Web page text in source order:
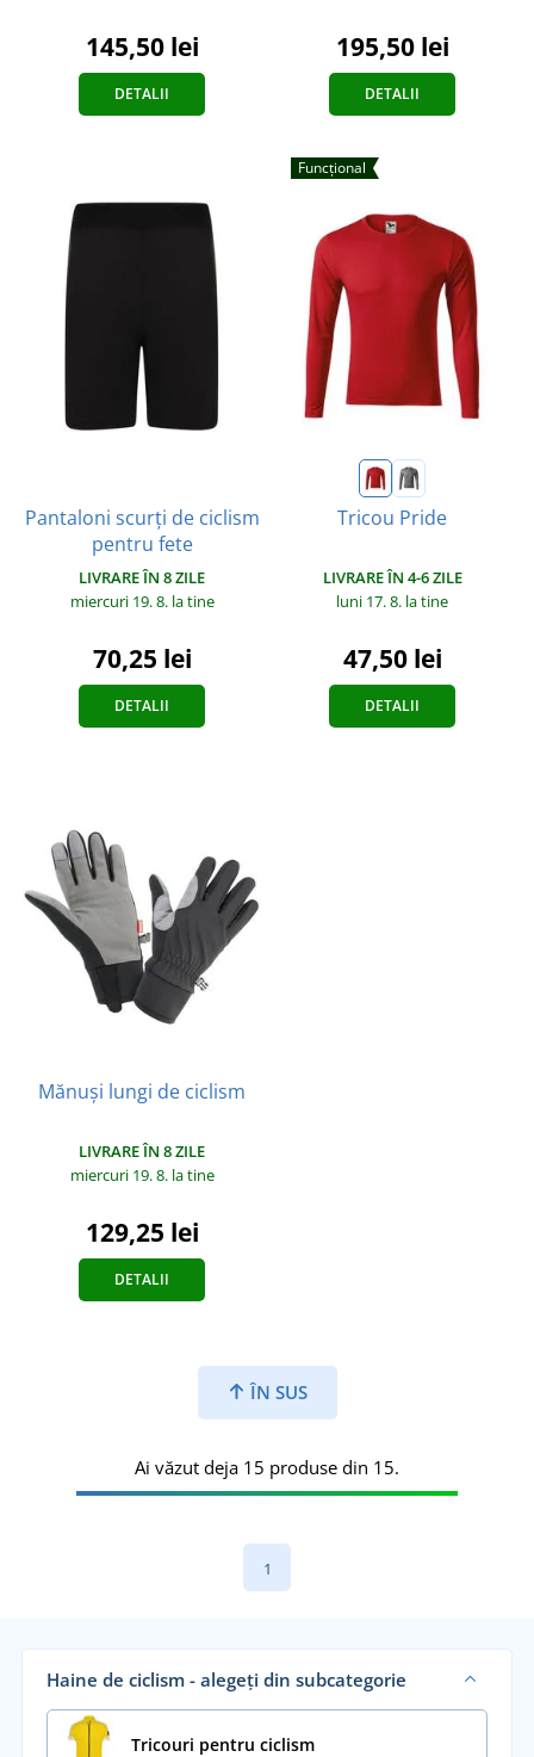
145,50 lei
DETALII
195,50 lei
DETALII
Pantaloni scurți de ciclism
pentru fete
LIVRARE ÎN 8 ZILE
miercuri 19. 8. la tine
70,25 lei
DETALII
Funcțional
Tricou Pride
LIVRARE ÎN 4-6 ZILE
luni 17. 8. la tine
47,50 lei
DETALII
Mănuși lungi de ciclism
LIVRARE ÎN 8 ZILE
miercuri 19. 8. la tine
129,25 lei
DETALII
ÎN SUS
Ai văzut deja 15 produse din 15.
1
Haine de ciclism - alegeți din subcategorie
Tricouri pentru ciclism